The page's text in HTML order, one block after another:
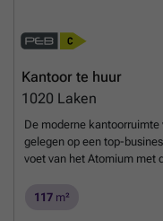
Kantoor te huur
1020 Laken
De moderne kantoorruimte
gelegen op een top-
voet van het Atomium met
Zaventem bevindt zich op
117 m²